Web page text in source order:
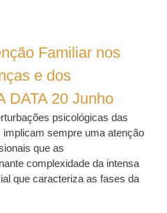
Familiar nos
e dos
DATA 20 Junho
psicológicas das
sempre uma atenção
que as
complexidade da intensa
que caracteriza as fases da